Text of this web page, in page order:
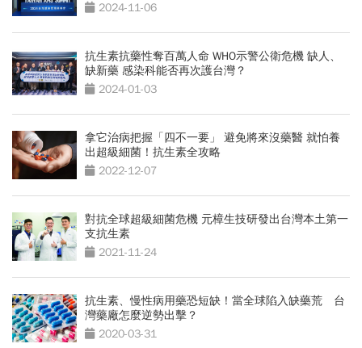
2024-11-06
抗生素抗藥性奪百萬人命 WHO示警公衛危機 缺人、
缺新藥 感染科能否再次護台灣？
2024-01-03
拿它治病把握「四不一要」 避免將來沒藥醫 就怕養
出超級細菌！抗生素全攻略
2022-12-07
對抗全球超級細菌危機 元樟生技研發出台灣本土第一
支抗生素
2021-11-24
抗生素、慢性病用藥恐短缺！當全球陷入缺藥荒 台
灣藥廠怎麼逆勢出擊？
2020-03-31